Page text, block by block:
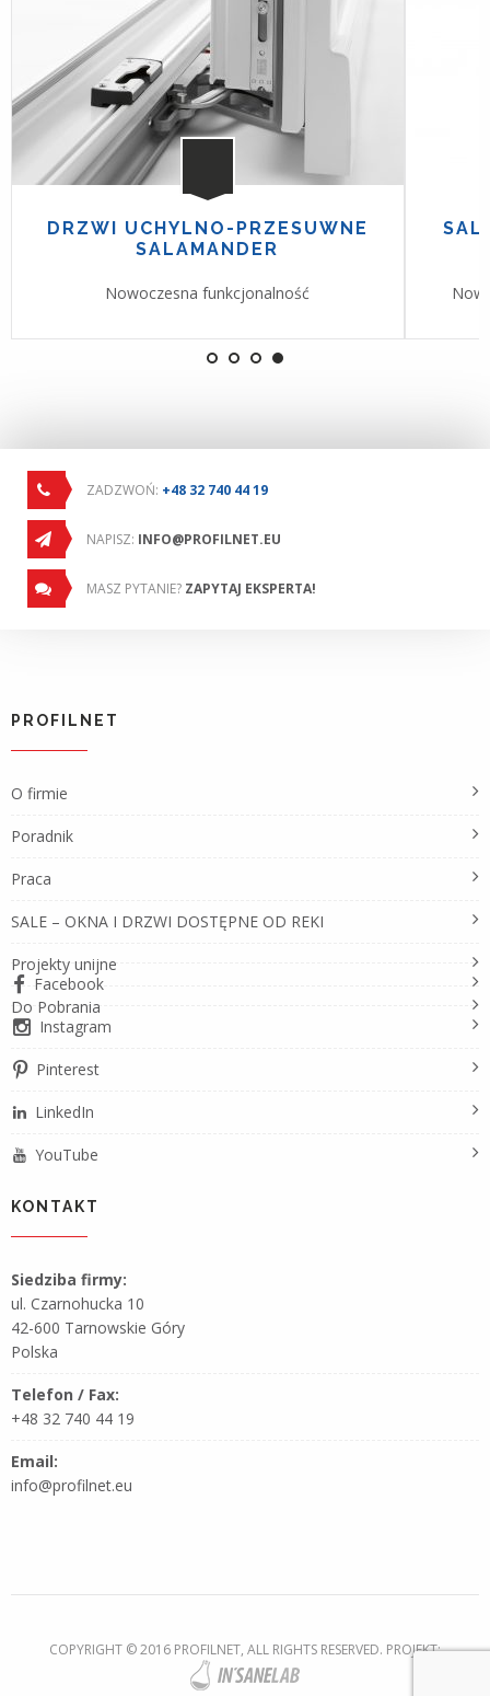
DRZWI UCHYLNO-PRZESUWNE
SALAMANDER
Nowoczesna funkcjonalność
ZADZWOŃ: +48 32 740 44 19
NAPISZ: INFO@PROFILNET.EU
MASZ PYTANIE? ZAPYTAJ EKSPERTA!
PROFILNET
O firmie
Poradnik
Praca
SALE – OKNA I DRZWI DOSTĘPNE OD REKI
Projekty unijne
Do Pobrania
Facebook
Instagram
Pinterest
LinkedIn
YouTube
KONTAKT
Siedziba firmy:
ul. Czarnohucka 10
42-600 Tarnowskie Góry
Polska
Telefon / Fax:
+48 32 740 44 19
Email:
info@profilnet.eu
COPYRIGHT © 2016 PROFILNET, ALL RIGHTS RESERVED. PROJEKT: